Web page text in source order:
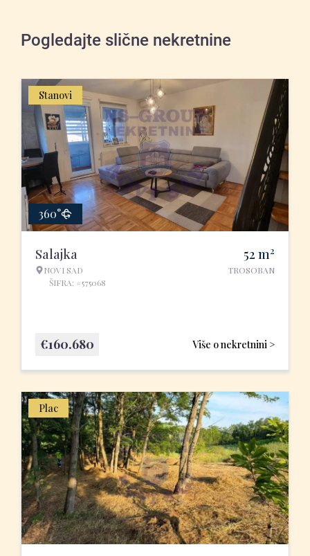
Pogledajte slične nekretnine
Stanovi
360°
Salajka
NOVI SAD
ŠIFRA: #575068
52 m2
TROSOBAN
Više o nekretnini >
€160.680
Plac